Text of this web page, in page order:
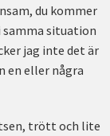
du kommer
situation
jag inte det är
en eller några
trött och lite